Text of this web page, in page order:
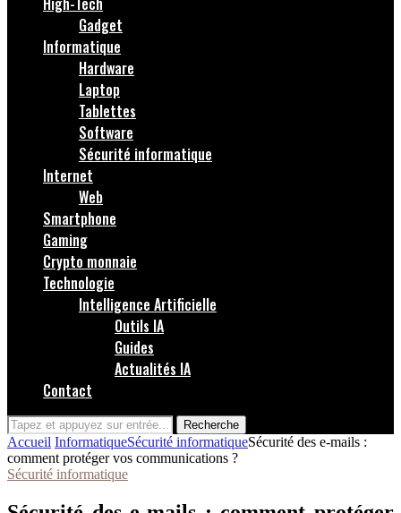
Gadget
Informatique
Hardware
Laptop
Tablettes
Software
Sécurité informatique
Internet
Web
Smartphone
Gaming
Crypto monnaie
Technologie
Intelligence Artificielle
Outils IA
Guides
Actualités IA
Contact
Recherche
Accueil InformatiqueSécurité informatiqueSécurité des e-mails :
comment protéger vos communications ?
Sécurité informatique